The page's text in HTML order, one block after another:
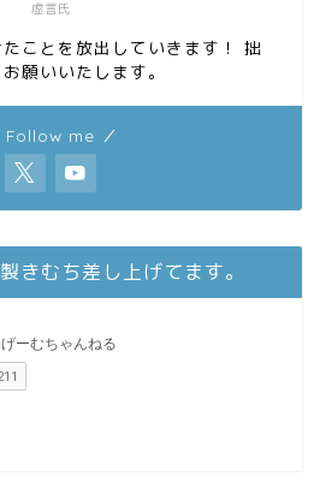
虚言氏
ことを放出していきます！ 拙
願いいたします。
Follow me ／
きむち差し上げてます。